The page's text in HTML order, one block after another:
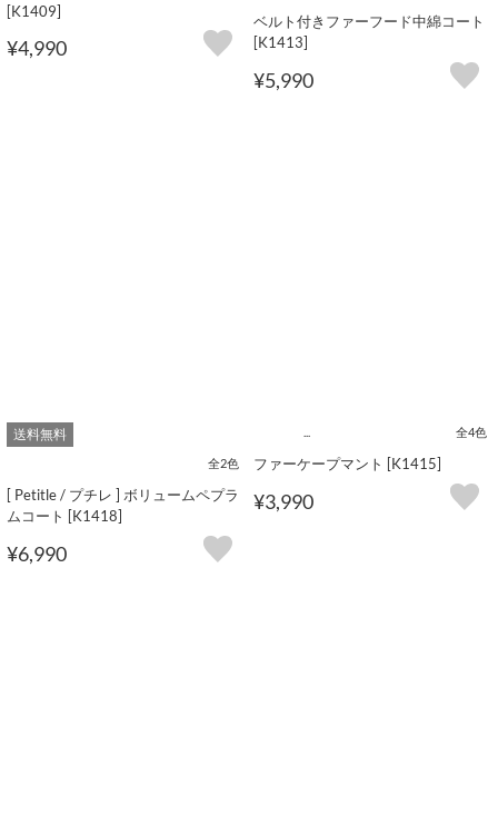
[K1409]
¥4,990
ベルト付きファーフード中綿コート
[K1413]
¥5,990
送料無料
全2色
[ Petitle / プチレ ] ボリュームペプラ
ムコート [K1418]
¥6,990
全4色
ファーケープマント [K1415]
¥3,990